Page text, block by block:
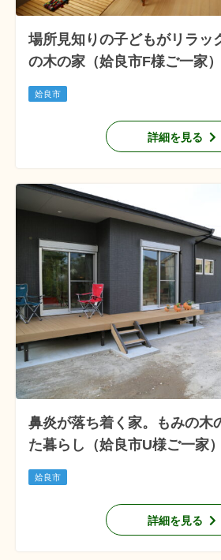
場所見知りの子どもがリラッ
の木の家（姶良市F様ご一家）
姶良市
詳細を見る
鼻炎が落ち着く家。もみの木
た暮らし（姶良市U様ご一家
姶良市
詳細を見る